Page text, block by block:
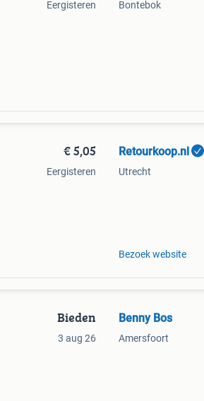
Eergisteren Bontebok
€ 5,05
Eergisteren
Retourkoop.nl
Utrecht
Bezoek website
Bieden
3 aug 26
Benny Bos
Amersfoort